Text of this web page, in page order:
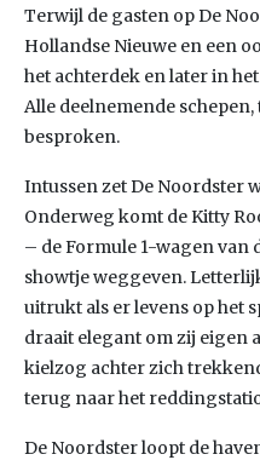
Terwijl de gasten op De
Hollandse Nieuwe en een
het achterdek en later in
Alle deelnemende
besproken.
Intussen zet De Noordster
Onderweg komt de Kitty
– de Formule 1-wagen van
showtje weggeven.
uitrukt als er levens op het
draait elegant om zij eigen
kielzog achter zich
terug naar het
De Noordster loopt de